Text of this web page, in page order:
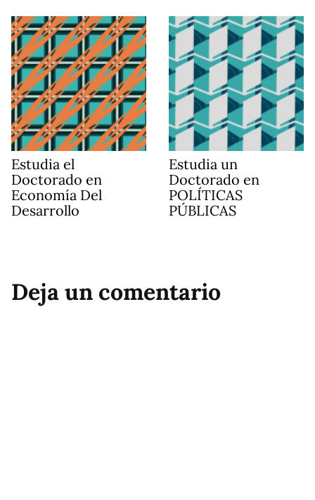
Estudia el
Doctorado en
Economía Del
Desarrollo
Estudia un
Doctorado en
POLÍTICAS
PÚBLICAS
Deja un comentario